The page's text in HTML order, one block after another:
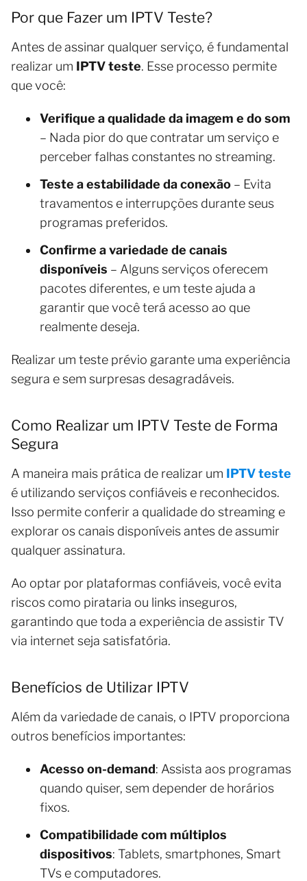
Por que Fazer um IPTV Teste?
Antes de assinar qualquer serviço, é fundamental
realizar um IPTV teste. Esse processo permite
que você:
Verifique a qualidade da imagem e do som
– Nada pior do que contratar um serviço e
perceber falhas constantes no streaming.
Teste a estabilidade da conexão – Evita
travamentos e interrupções durante seus
programas preferidos.
Confirme a variedade de canais
disponíveis – Alguns serviços oferecem
pacotes diferentes, e um teste ajuda a
garantir que você terá acesso ao que
realmente deseja.
Realizar um teste prévio garante uma experiência
segura e sem surpresas desagradáveis.
Como Realizar um IPTV Teste de Forma
Segura
A maneira mais prática de realizar um IPTV teste
é utilizando serviços confiáveis e reconhecidos.
Isso permite conferir a qualidade do streaming e
explorar os canais disponíveis antes de assumir
qualquer assinatura.
Ao optar por plataformas confiáveis, você evita
riscos como pirataria ou links inseguros,
garantindo que toda a experiência de assistir TV
via internet seja satisfatória.
Benefícios de Utilizar IPTV
Além da variedade de canais, o IPTV proporciona
outros benefícios importantes:
Acesso on-demand: Assista aos programas
quando quiser, sem depender de horários
fixos.
Compatibilidade com múltiplos
dispositivos: Tablets, smartphones, Smart
TVs e computadores.